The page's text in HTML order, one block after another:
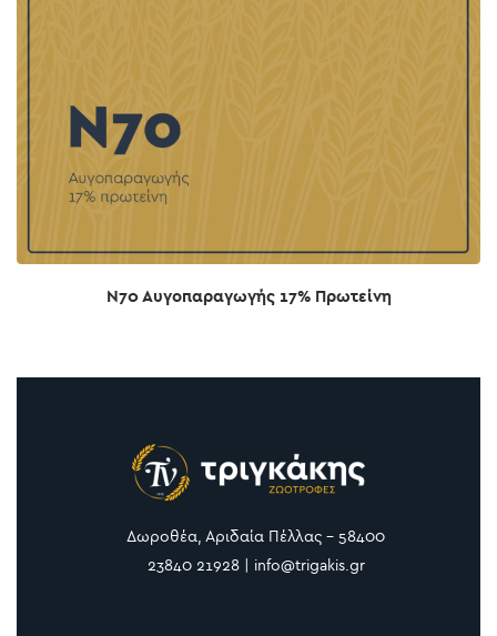
Ν70 Αυγοπαραγωγής 17% Πρωτείνη
Δωροθέα, Αριδαία Πέλλας - 58400
23840 21928 | info@trigakis.gr